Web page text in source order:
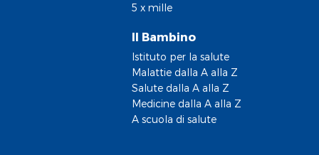
5 x mille
Il Bambino
Istituto per la salute
Malattie dalla A alla Z
Salute dalla A alla Z
Medicine dalla A alla Z
A scuola di salute